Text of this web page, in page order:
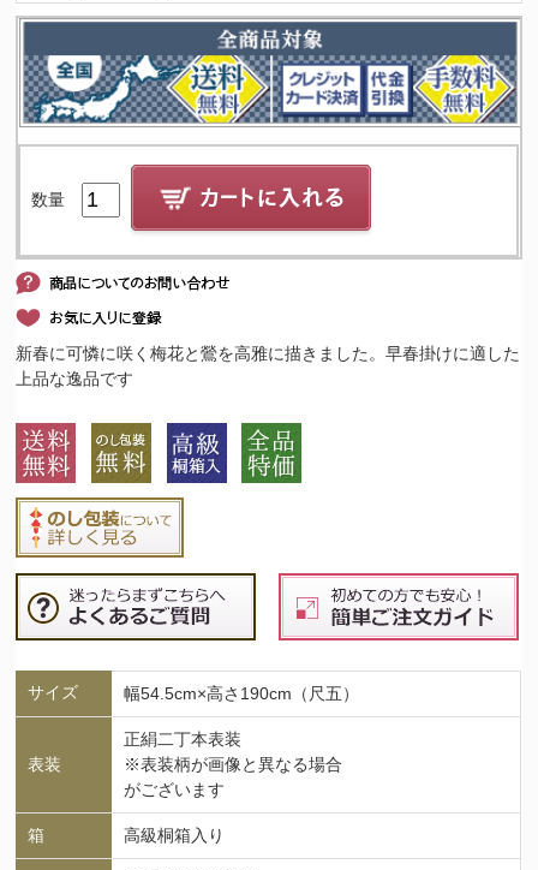
数量
新春に可憐に咲く梅花と鶯を高雅に描きました。早春掛けに適した
上品な逸品です
サイズ 幅54.5cm×高さ190cm（尺五）
表装
正絹二丁本表装
※表装柄が画像と異なる場合
がございます
箱 高級桐箱入り